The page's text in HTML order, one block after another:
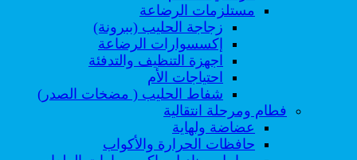
مستلزمات الرضاعة
زجاجة الحليب (ببرونة)
إكسسوارات الرضاعة
اجهزة التنظيف والتدفئة
احتياجات الأم
شفاط الحليب ( مضخات الصدر)
فطام ومرحلة انتقالية
عضاضة ولهاية
حافظات الحرارة والأكواب